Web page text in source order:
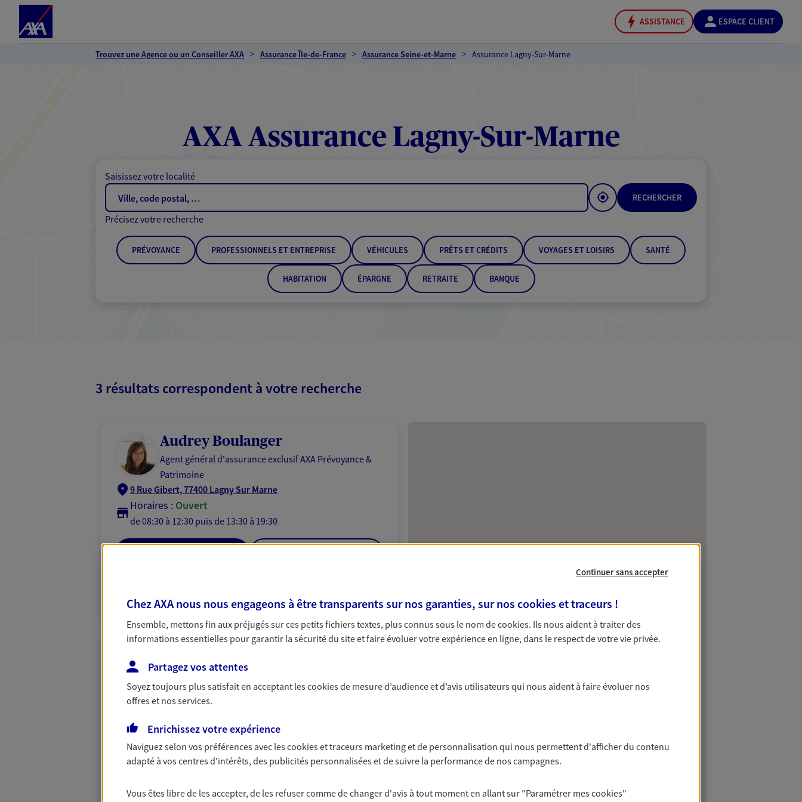
ASSISTANCE ESPACE CLIENT
Trouvez une Agence ou un Conseiller AXA Assurance Île-de-France Assurance Seine-et-Marne Assurance Lagny-Sur-Marne
AXA Assurance Lagny-Sur-Marne
Saisissez votre localité
RECHERCHER
Précisez votre recherche
PRÉVOYANCE PROFESSIONNELS ET ENTREPRISE VÉHICULES PRÊTS ET CRÉDITS VOYAGES ET LOISIRS SANTÉ
HABITATION ÉPARGNE RETRAITE BANQUE
3 résultats correspondent à votre recherche
Audrey Boulanger
Agent général d'assurance exclusif AXA Prévoyance &
Patrimoine
9 Rue Gibert, 77400 Lagny Sur Marne
Horaires : Ouvert
de 08:30 à 12:30 puis de 13:30 à 19:30
N° Orias * (orias.fr) : 24006694
Agent Général d'assurance exclusif AXA France
12 Rue St Laurent, 77400 Lagny Sur Marne
Horaires :Ouvert
de 14:00 à 18:30
Continuer sans accepter
Chez AXA nous nous engageons à être transparents sur nos garanties, sur nos cookies et traceurs !
Ensemble, mettons fin aux préjugés sur ces petits fichiers textes, plus connus sous le nom decookies. Ils nous aident à traiter des
informations essentielles pour garantir la sécurité du site et faire évoluer votre expérience en ligne, dans le respect de votre vie privée.
Partagez vos attentes
Soyez toujours plus satisfait en acceptant lescookiesde mesure d’audience et d’avis utilisateurs qui nous aident à faire évoluer nos
offres et nos services.
Enrichissez votre expérience
Naviguez selon vos préférences avec lescookies et traceurs marketing et de personnalisation qui nous permettent d'afficher du contenu
adapté à vos centres d'intérêts, des publicités personnalisées et de suivre la performance de nos campagnes.
Vous êtes libre de les accepter, de les refuser comme de changer d'avis à tout moment en allant sur "Paramétrer mescookies"